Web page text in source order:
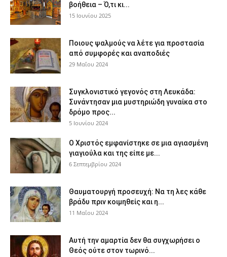
βοήθεια – Ό,τι κι...
15 Ιουνίου 2025
Ποιους ψαλμούς να λέτε για προστασία
από συμφορές και αναποδιές
29 Μαΐου 2024
Συγκλονιστικό γεγονός στη Λευκάδα:
Συνάντησαν μια μυστηριώδη γυναίκα στο
δρόμο προς...
5 Ιουνίου 2024
Ο Χριστός εμφανίστηκε σε μια αγιασμένη
γιαγιούλα και της είπε με...
6 Σεπτεμβρίου 2024
Θαυματουργή προσευχή: Να τη λες κάθε
βράδυ πριν κοιμηθείς και η...
11 Μαΐου 2024
Αυτή την αμαρτία δεν θα συγχωρήσει ο
Θεός ούτε στον τωρινό...